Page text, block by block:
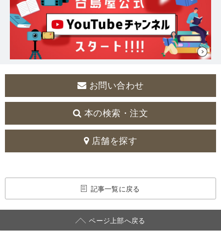
お問い合わせ
本の検索・注文
店舗を探す
記事一覧に戻る
ページ上部へ戻る